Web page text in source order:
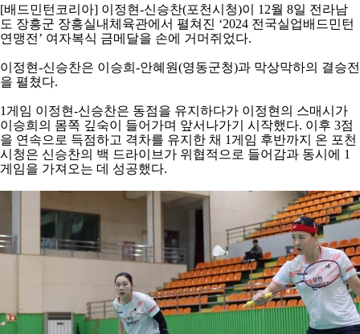
[배드민턴코리아] 이정현-신승찬(포천시청)이 12월 8일 전라남
도 장흥군 장흥실내체육관에서 펼쳐진 ‘2024 전국실업배드민턴
연맹전 ’ 여자복식 금메달을 손에 거머쥐었다.
이정현-신승찬은 이승희 -안혜원(영동군청)과 막상막하의 결승전
을 펼쳤다.
1게임 이정현-신승찬은 동점을 유지하다가 이정현의 스매시가
이승희의 몸쪽 깊숙이 들어가며 앞서나가기 시작했다. 이후 3점
을 연속으로 득점하고 격차를 유지한 채 1게임 후반까지 온 포천
시청은 신승찬의 백 드라이브가 위협적으로 들어감과 동시에 1
게임을 가져오는 데 성공했다.